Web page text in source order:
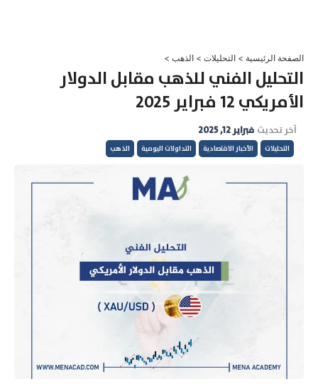
الصفحة الرئيسية > التحليلات > الذهب >
التحليل الفني للذهب مقابل الدولار
الأمريكي 12 فبراير 2025
آخر تحديث فبراير 12, 2025
التحليلات الأخبار الاقتصادية التداولات اليومية الذهب